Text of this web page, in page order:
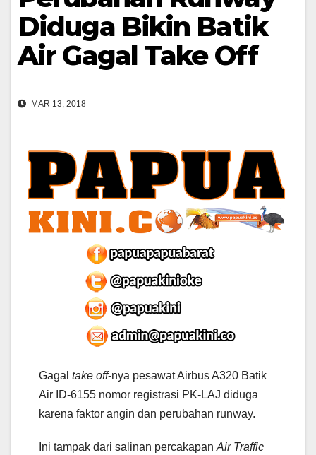
Diduga Bikin Batik
Air Gagal Take Off
MAR 13, 2018
Gagal take off-nya pesawat Airbus A320 Batik
Air ID-6155 nomor registrasi PK-LAJ diduga
karena faktor angin dan perubahan runway.
Ini tampak dari salinan percakapan Air Traffic